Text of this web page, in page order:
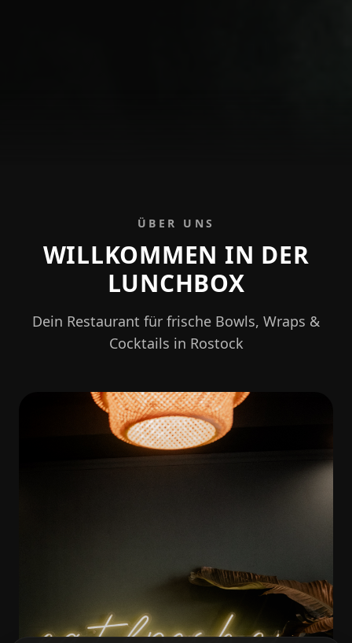
ÜBER UNS
WILLKOMMEN IN DER
LUNCHBOX
Dein Restaurant für frische Bowls, Wraps &
Cocktails in Rostock